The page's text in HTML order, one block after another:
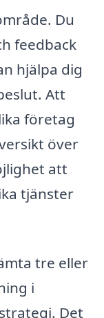
Du
feedback
hjälpa dig
Att
företag
över
att
tjänster
tre eller
i
Det